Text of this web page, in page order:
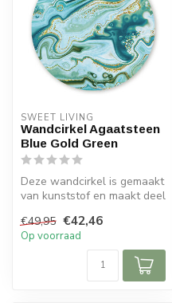
SWEET LIVING
Wandcirkel Agaatsteen
Blue Gold Green
Deze wandcirkel is gemaakt
van kunststof en maakt deel
€49,95 €42,46
Op voorraad